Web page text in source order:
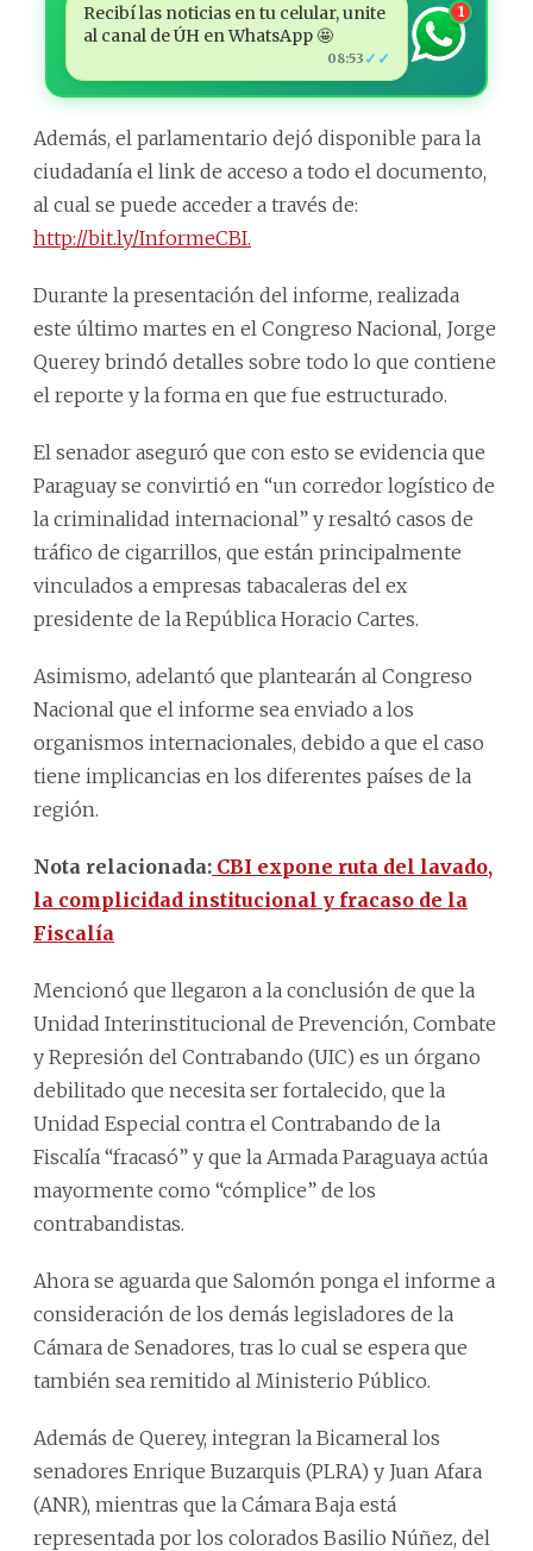
Recibí las noticias en tu celular, unite
al canal de ÚH en WhatsApp 🤩
08:53 ✓✓
1
Además, el parlamentario dejó disponible para la
ciudadanía el link de acceso a todo el documento,
al cual se puede acceder a través de:
http://bit.ly/InformeCBI.
Durante la presentación del informe, realizada
este último martes en el Congreso Nacional, Jorge
Querey brindó detalles sobre todo lo que contiene
el reporte y la forma en que fue estructurado.
El senador aseguró que con esto se evidencia que
Paraguay se convirtió en “un corredor logístico de
la criminalidad internacional” y resaltó casos de
tráfico de cigarrillos, que están principalmente
vinculados a empresas tabacaleras del ex
presidente de la República Horacio Cartes.
Asimismo, adelantó que plantearán al Congreso
Nacional que el informe sea enviado a los
organismos internacionales, debido a que el caso
tiene implicancias en los diferentes países de la
región.
Nota relacionada: CBI expone ruta del lavado,
la complicidad institucional y fracaso de la
Fiscalía
Mencionó que llegaron a la conclusión de que la
Unidad Interinstitucional de Prevención, Combate
y Represión del Contrabando (UIC) es un órgano
debilitado que necesita ser fortalecido, que la
Unidad Especial contra el Contrabando de la
Fiscalía “fracasó” y que la Armada Paraguaya actúa
mayormente como “cómplice” de los
contrabandistas.
Ahora se aguarda que Salomón ponga el informe a
consideración de los demás legisladores de la
Cámara de Senadores, tras lo cual se espera que
también sea remitido al Ministerio Público.
Además de Querey, integran la Bicameral los
senadores Enrique Buzarquis (PLRA) y Juan Afara
(ANR), mientras que la Cámara Baja está
representada por los colorados Basilio Núñez, del